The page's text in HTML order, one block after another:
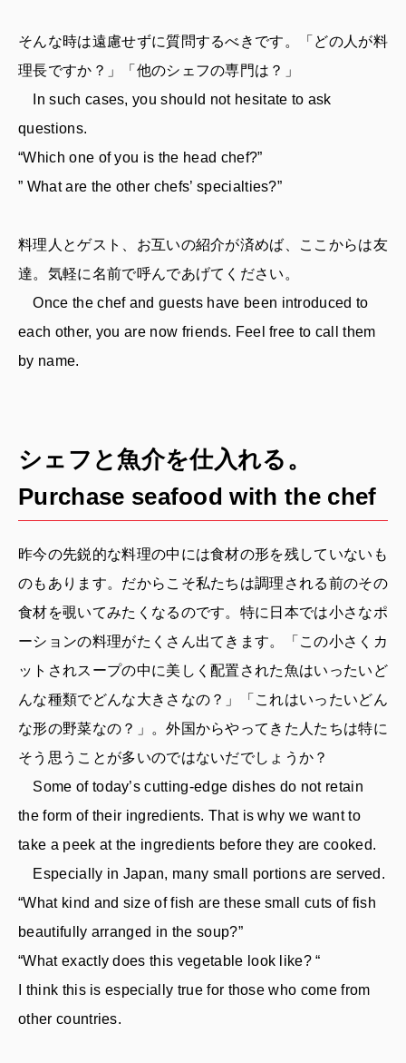
そんな時は遠慮せずに質問するべきです。「どの人が料
理長ですか？」「他のシェフの専門は？」
In such cases, you should not hesitate to ask
questions.
“Which one of you is the head chef?”
” What are the other chefs’ specialties?”
料理人とゲスト、お互いの紹介が済めば、ここからは友
達。気軽に名前で呼んであげてください。
Once the chef and guests have been introduced to
each other, you are now friends. Feel free to call them
by name.
シェフと魚介を仕入れる。
Purchase seafood with the chef
昨今の先鋭的な料理の中には食材の形を残していないも
のもあります。だからこそ私たちは調理される前のその
食材を覗いてみたくなるのです。特に日本では小さなポ
ーションの料理がたくさん出てきます。「この小さくカ
ットされスープの中に美しく配置された魚はいったいど
んな種類でどんな大きさなの？」「これはいったいどん
な形の野菜なの？」。外国からやってきた人たちは特に
そう思うことが多いのではないだでしょうか？
Some of today’s cutting-edge dishes do not retain
the form of their ingredients. That is why we want to
take a peek at the ingredients before they are cooked.
Especially in Japan, many small portions are served.
“What kind and size of fish are these small cuts of fish
beautifully arranged in the soup?”
“What exactly does this vegetable look like? “
I think this is especially true for those who come from
other countries.